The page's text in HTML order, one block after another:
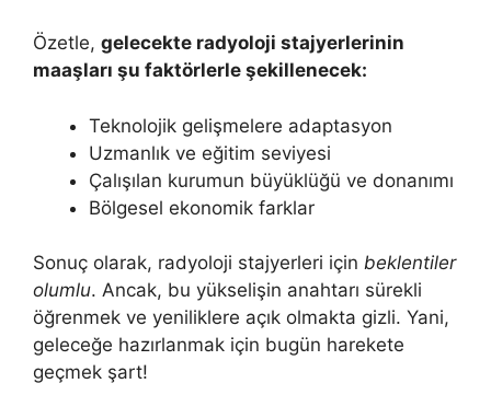
Özetle, gelecekte radyoloji stajyerlerinin
maaşları şu faktörlerle şekillenecek:
Teknolojik gelişmelere adaptasyon
Uzmanlık ve eğitim seviyesi
Çalışılan kurumun büyüklüğü ve donanımı
Bölgesel ekonomik farklar
Sonuç olarak, radyoloji stajyerleri için beklentiler
olumlu. Ancak, bu yükselişin anahtarı sürekli
öğrenmek ve yeniliklere açık olmakta gizli. Yani,
geleceğe hazırlanmak için bugün harekete
geçmek şart!